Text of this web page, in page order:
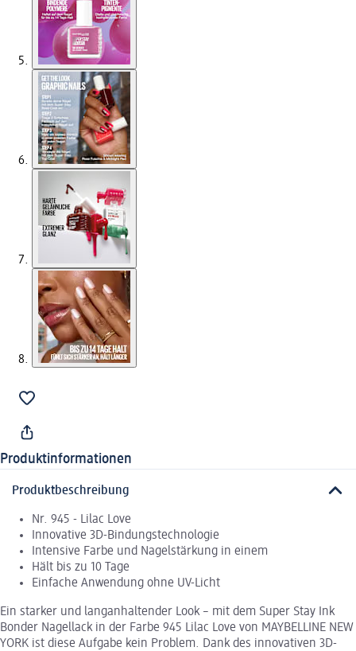
Produktinformationen
Produktbeschreibung
Nr. 945 - Lilac Love
Innovative 3D-Bindungstechnologie
Intensive Farbe und Nagelstärkung in einem
Hält bis zu 10 Tage
Einfache Anwendung ohne UV-Licht
Ein starker und langanhaltender Look – mit dem Super Stay Ink
Bonder Nagellack in der Farbe 945 Lilac Love von MAYBELLINE NEW
YORK ist diese Aufgabe kein Problem. Dank des innovativen 3D-